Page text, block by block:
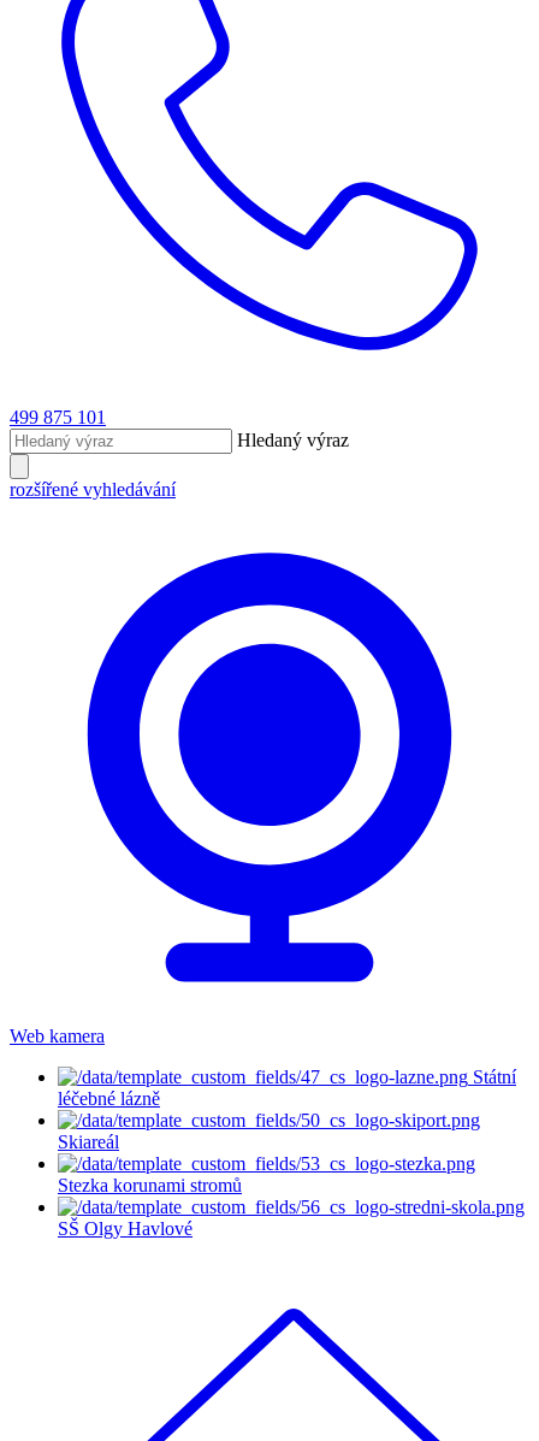
499 875 101
Hledaný výraz
rozšířené vyhledávání
Web kamera
Státní
léčebné lázně
Skiareál
Stezka korunami stromů
SŠ Olgy Havlové